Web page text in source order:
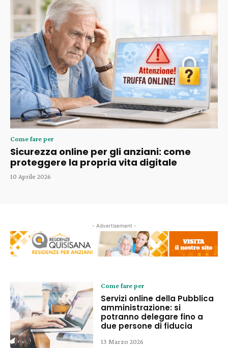
Come fare per
Sicurezza online per gli anziani: come
proteggere la propria vita digitale
10 Aprile 2026
- Advertisement -
Come fare per
Servizi online della Pubblica
amministrazione: si
potranno delegare fino a
due persone di fiducia
13 Marzo 2026